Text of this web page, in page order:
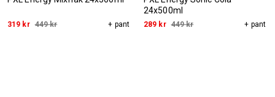
319 kr 449 kr + pant
24x500ml
289 kr 449 kr + pant